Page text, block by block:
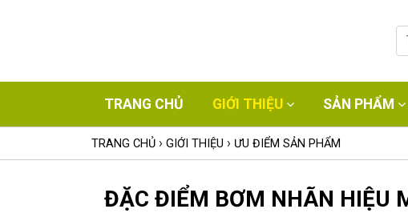
TRANG CHỦ GIỚI THIỆU SẢN PHẨM
TRANG CHỦ › GIỚI THIỆU › ƯU ĐIỂM SẢN PHẨM
ĐẶC ĐIỂM BƠM NHÃN HIỆU